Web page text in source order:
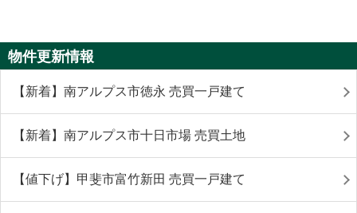
物件更新情報
【新着】南アルプス市徳永 売買一戸建て
【新着】南アルプス市十日市場 売買土地
【値下げ】甲斐市富竹新田 売買一戸建て